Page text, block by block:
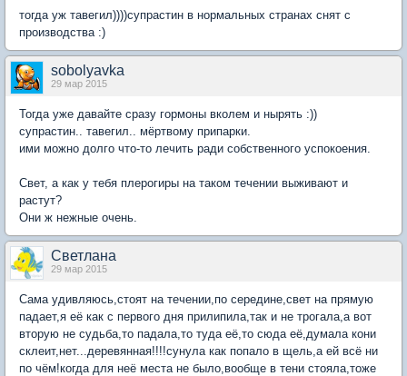
тогда уж тавегил))))супрастин в нормальных странах снят с
производства :)
sobolyavka
29 мар 2015
Тогда уже давайте сразу гормоны вколем и нырять :))
супрастин.. тавегил.. мёртвому припарки.
ими можно долго что-то лечить ради собственного успокоения.
Свет, а как у тебя плерогиры на таком течении выживают и
растут?
Они ж нежные очень.
Светлана
29 мар 2015
Сама удивляюсь,стоят на течении,по середине,свет на прямую
падает,я её как с первого дня прилипила,так и не трогала,а вот
вторую не судьба,то падала,то туда её,то сюда её,думала кони
склеит,нет...деревянная!!!!сунула как попало в щель,а ей всё ни
по чём!когда для неё места не было,вообще в тени стояла,тоже